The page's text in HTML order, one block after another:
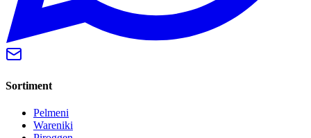
Sortiment
Pelmeni
Wareniki